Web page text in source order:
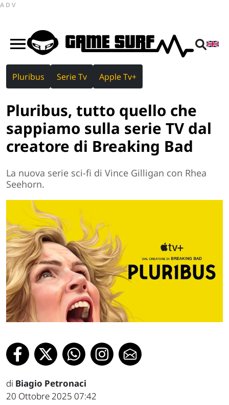
ADV
Pluribus Serie Tv Apple Tv+
Pluribus, tutto quello che
sappiamo sulla serie TV dal
creatore di Breaking Bad
La nuova serie sci-fi di Vince Gilligan con Rhea
Seehorn.
di Biagio Petronaci
20 Ottobre 2025 07:42